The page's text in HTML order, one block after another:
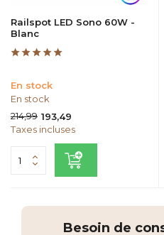
Railspot LED Sono 60W -
Blanc
En stock
En stock
214,99 193,49
Taxes incluses
Besoin de